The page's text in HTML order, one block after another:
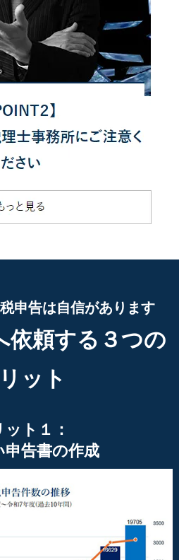
申告は自信があります
依頼する３つの
ット
ット１：
申告書の作成